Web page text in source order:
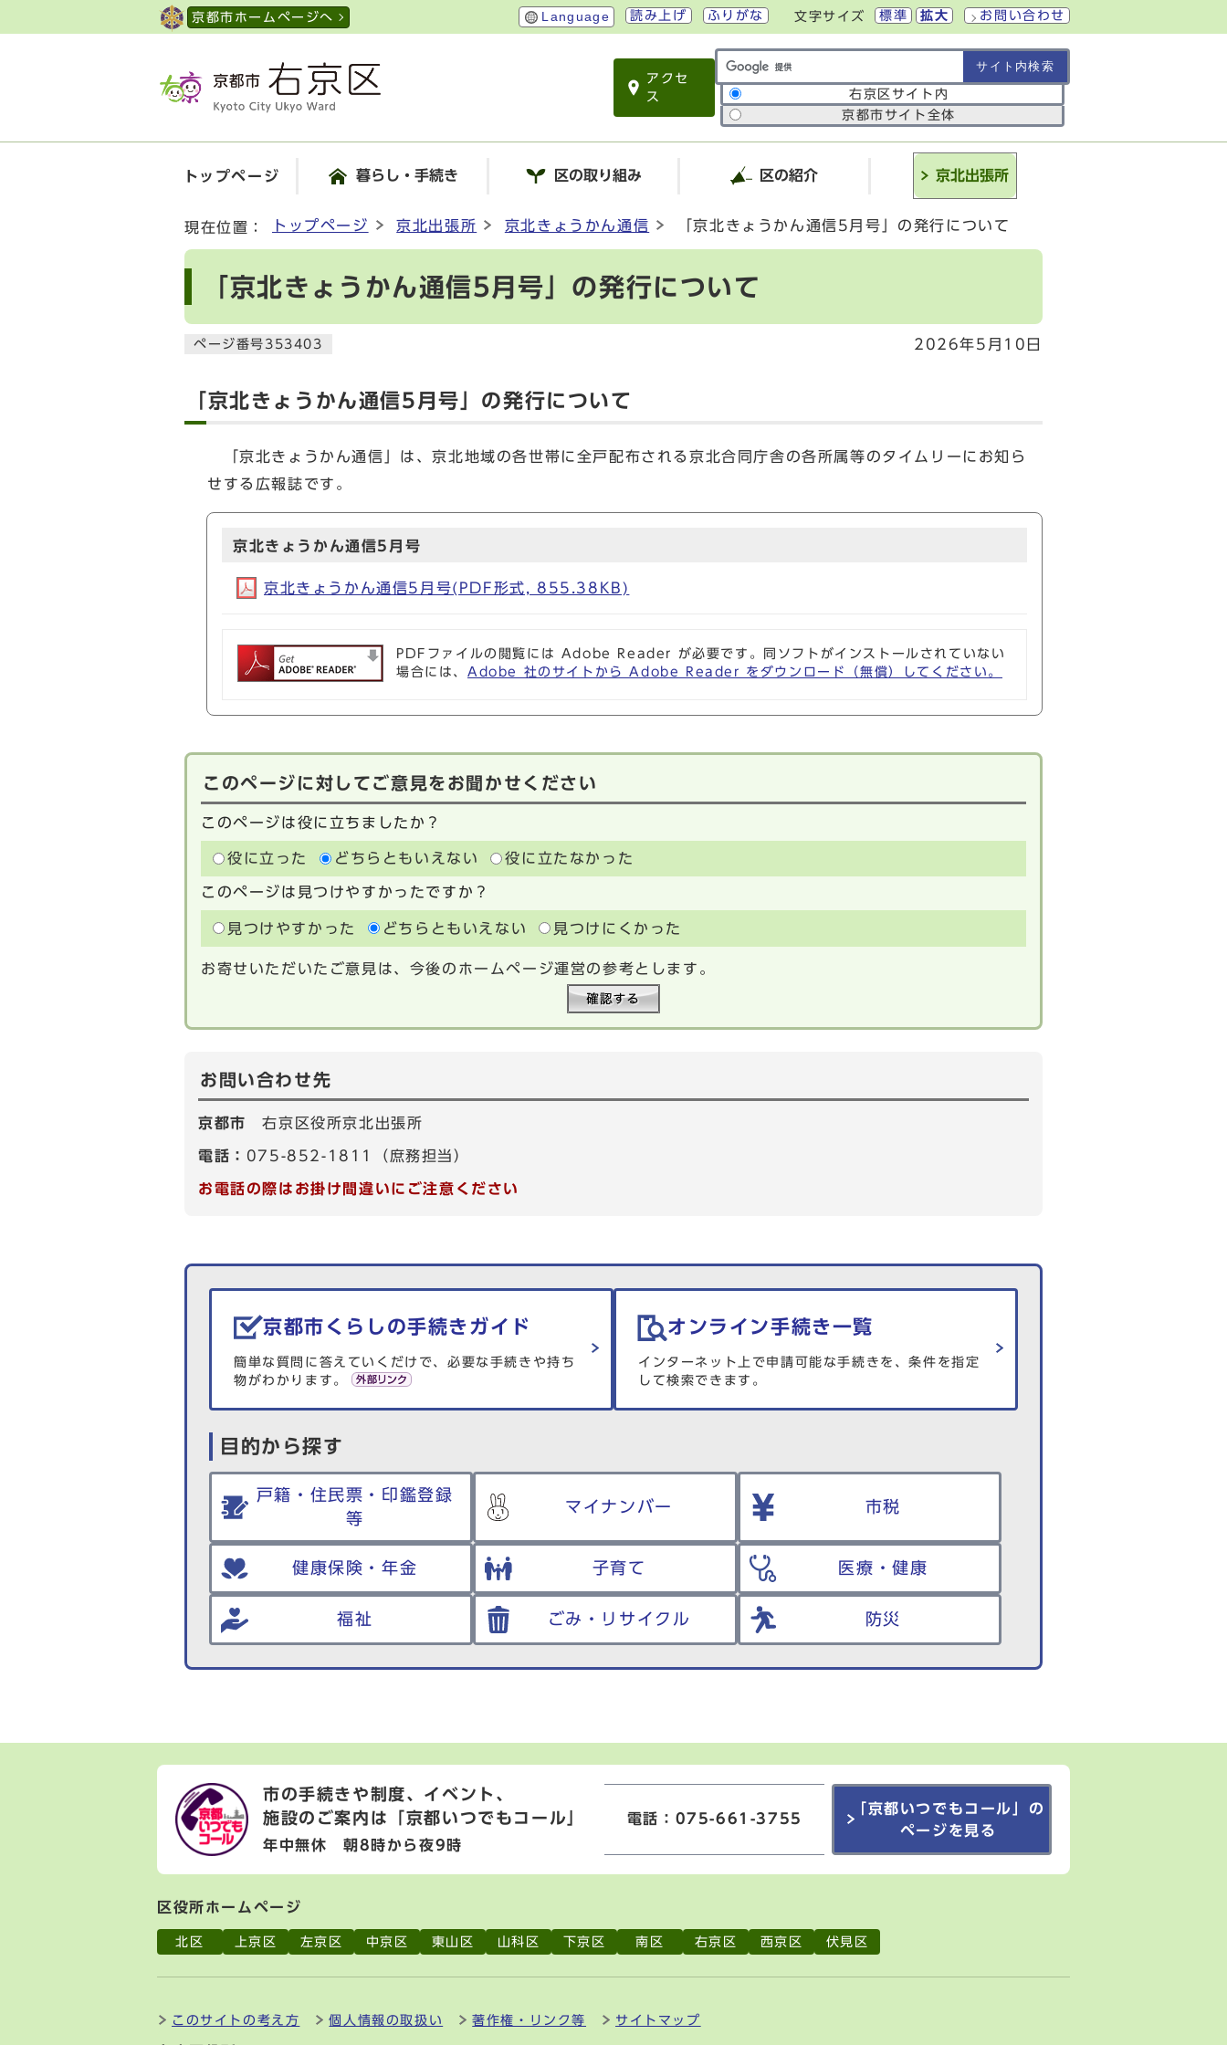
京都市ホームページへ Language 読み上げ ふりがな 文字サイズ 標準 拡大 お問い合わせ
アクセ
ス
サイト内検索の範囲 右京区サイト内
京都市サイト全体
トップページ 暮らし・手続き 区の取り組み 区の紹介 京北出張所
現在位置： トップページ 京北出張所 京北きょうかん通信 「京北きょうかん通信5月号」の発行について
「京北きょうかん通信5月号」の発行について
ページ番号353403 2026年5月10日
「京北きょうかん通信5月号」の発行について
「京北きょうかん通信」は、京北地域の各世帯に全戸配布される京北合同庁舎の各所属等のタイムリーにお知ら
せする広報誌です。
京北きょうかん通信5月号
京北きょうかん通信5月号(PDF形式, 855.38KB)
PDFファイルの閲覧には Adobe Reader が必要です。同ソフトがインストールされていない
場合には、 Adobe 社のサイトから Adobe Reader をダウンロード（無償）してください。
このページに対してご意見をお聞かせください
このページは役に立ちましたか？
役に立った どちらともいえない 役に立たなかった
このページは見つけやすかったですか？
見つけやすかった どちらともいえない 見つけにくかった
お寄せいただいたご意見は、今後のホームページ運営の参考とします。
お問い合わせ先
京都市右京区役所京北出張所
電話： 075-852-1811（庶務担当）
お電話の際はお掛け間違いにご注意ください
生活情報を探す
京都市くらしの手続きガイド
簡単な質問に答えていくだけで、必要な手続きや持ち
物がわかります。
オンライン手続き一覧
インターネット上で申請可能な手続きを、条件を指定
して検索できます。
目的から探す
戸籍・住民票・印鑑登録
等
マイナンバー 市税
健康保険・年金 子育て 医療・健康
福祉 ごみ・リサイクル 防災
市の手続きや制度、イベント、
施設のご案内は
「京都いつでもコール」
年中無休 朝8時から夜9時
電話：075-661-3755
「京都いつでもコール」の
ページを見る
区役所ホームページ
北区 上京区 左京区 中京区 東山区 山科区 下京区 南区 右京区 西京区 伏見区
このサイトの考え方 個人情報の取扱い 著作権・リンク等 サイトマップ